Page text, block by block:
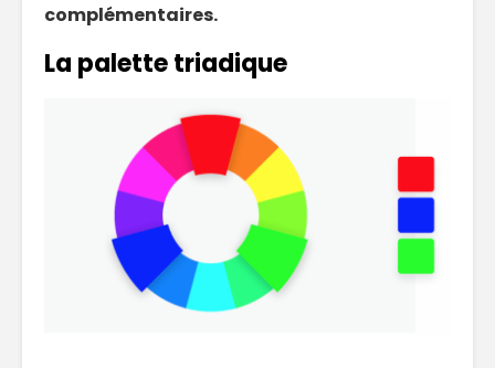
complémentaires.
La palette triadique